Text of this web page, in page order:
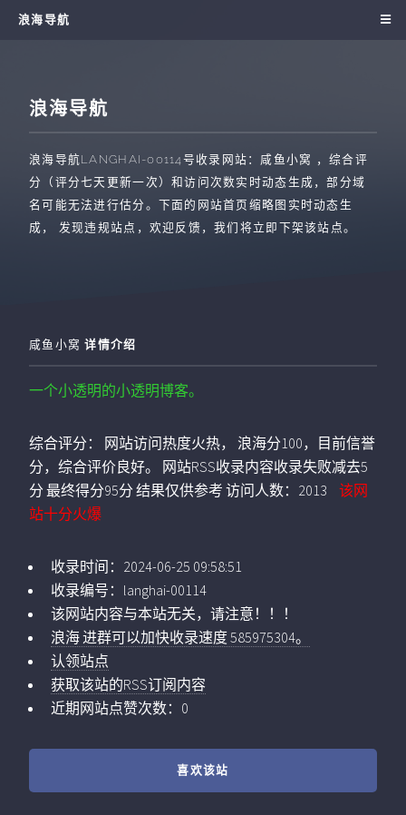
浪海导航
浪海导航
浪海导航LANGHAI-00114号收录网站： 咸鱼小窝 ，综合评
分（评分七天更新一次）和访问次数实时动态生成，部分域
名可能无法进行估分。下面的网站首页缩略图实时动态生
成， 发现违规站点，欢迎反馈，我们将立即下架该站点。
咸鱼小窝 详情介绍
一个小透明的小透明博客。
综合评分：
网站访问热度火热， 浪海分100，目前信誉
分，综合评价良好。 网站RSS收录内容收录失败减去5
分 最终得分95分 结果仅供参考 访问人数： 2013
该网
站十分火爆
收录时间： 2024-06-25 09:58:51
收录编号： langhai-00114
该网站内容与本站无关，请注意！！！
浪海 进群可以加快收录速度 585975304。
认领站点
获取该站的RSS订阅内容
近期网站点赞次数：0
喜欢该站